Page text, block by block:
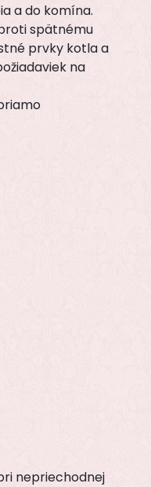
a do komína.
spätnému
prvky kotla a
na
nepriechodnej